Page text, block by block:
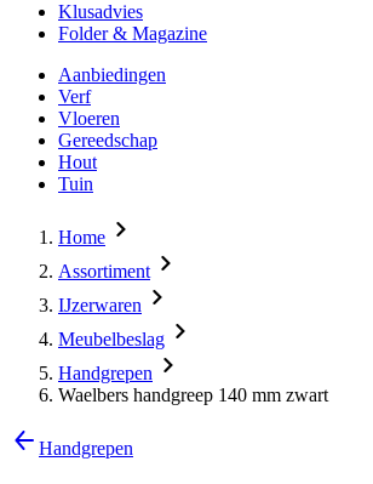
Klusadvies
Folder & Magazine
Aanbiedingen
Verf
Vloeren
Gereedschap
Hout
Tuin
Home
Assortiment
IJzerwaren
Meubelbeslag
Handgrepen
Waelbers handgreep 140 mm zwart
Handgrepen